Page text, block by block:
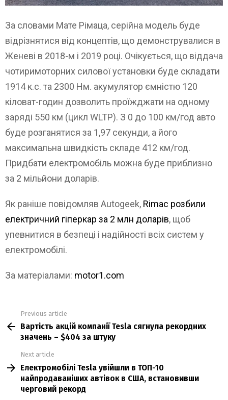
За словами Мате Рімаца, серійна модель буде
відрізнятися від концептів, що демонструвалися в
Женеві в 2018-м і 2019 році. Очікується, що ​​віддача
чотиримоторних силової установки буде складати
1914 к.с. та 2300 Нм. акумулятор ємністю 120
кіловат-годин дозволить проїжджати на одному
заряді 550 км (цикл WLTP). З 0 до 100 км/год авто
буде розганятися за 1,97 секунди, а його
максимальна швидкість складе 412 км/год.
Придбати електромобіль можна буде приблизно
за 2 мільйони доларів.
Як раніше повідомляв Autogeek, Rimac розбили
електричний гіперкар за 2 млн доларів, щоб
упевнитися в безпеці і надійності всіх систем у
електромобілі.
За матеріалами: motor1.com
more
Previous article
Вартість акцій компанії Tesla сягнула рекордних
значень – $404 за штуку
Next article
Електромобілі Tesla увійшли в ТОП-10
найпродаваніших автівок в США, встановивши
черговий рекорд